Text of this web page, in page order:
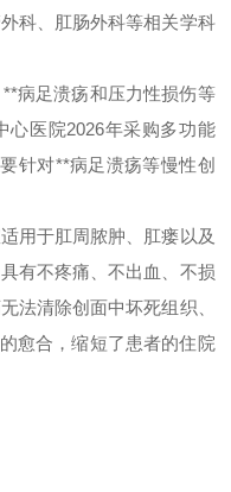
科、肛肠外科等相关学科
病足溃疡和压力性损伤等
心医院2026年采购多功能
针对**病足溃疡等慢性创
用于肛周脓肿、肛瘘以及
有不疼痛、不出血、不损
法清除创面中坏死组织、
愈合，缩短了患者的住院